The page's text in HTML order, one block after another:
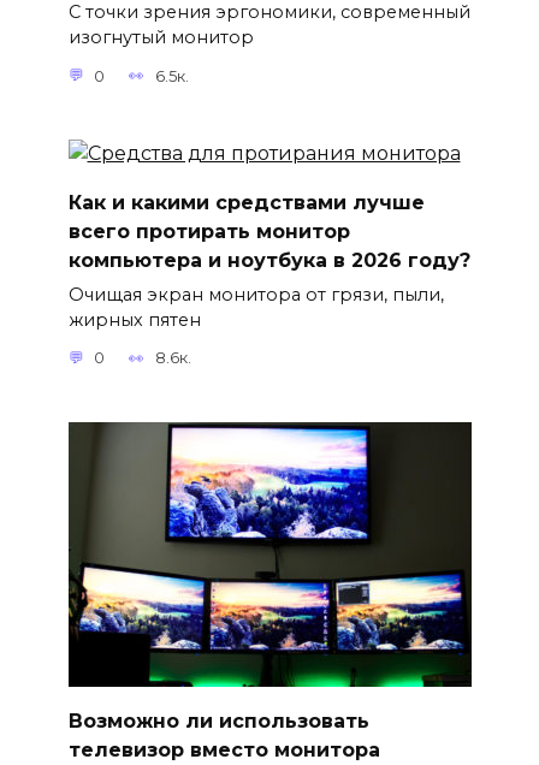
С точки зрения эргономики, современный
изогнутый монитор
0 6.5к.
Как и какими средствами лучше
всего протирать монитор
компьютера и ноутбука в 2026 году?
Очищая экран монитора от грязи, пыли,
жирных пятен
0 8.6к.
Возможно ли использовать
телевизор вместо монитора